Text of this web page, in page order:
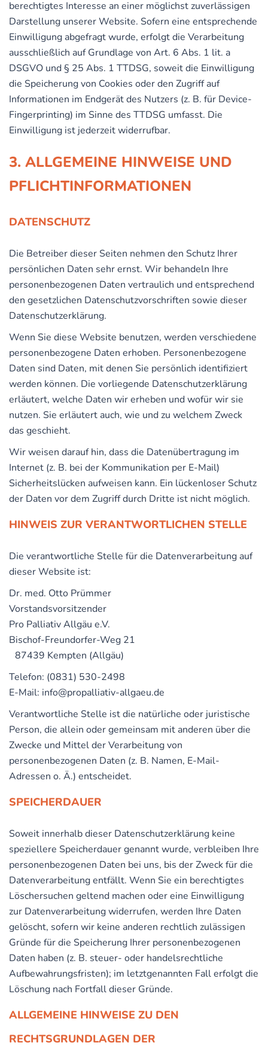
berechtigtes Interesse an einer möglichst zuverlässigen
Darstellung unserer Website. Sofern eine entsprechende
Einwilligung abgefragt wurde, erfolgt die Verarbeitung
ausschließlich auf Grundlage von Art. 6 Abs. 1 lit. a
DSGVO und § 25 Abs. 1 TTDSG, soweit die Einwilligung
die Speicherung von Cookies oder den Zugriff auf
Informationen im Endgerät des Nutzers (z. B. für Device-
Fingerprinting) im Sinne des TTDSG umfasst. Die
Einwilligung ist jederzeit widerrufbar.
3. ALLGEMEINE HINWEISE UND
PFLICHT­INFORMATIONEN
DATENSCHUTZ
Die Betreiber dieser Seiten nehmen den Schutz Ihrer
persönlichen Daten sehr ernst. Wir behandeln Ihre
personenbezogenen Daten vertraulich und entsprechend
den gesetzlichen Datenschutzvorschriften sowie dieser
Datenschutzerklärung.
Wenn Sie diese Website benutzen, werden verschiedene
personenbezogene Daten erhoben. Personenbezogene
Daten sind Daten, mit denen Sie persönlich identifiziert
werden können. Die vorliegende Datenschutzerklärung
erläutert, welche Daten wir erheben und wofür wir sie
nutzen. Sie erläutert auch, wie und zu welchem Zweck
das geschieht.
Wir weisen darauf hin, dass die Datenübertragung im
Internet (z. B. bei der Kommunikation per E-Mail)
Sicherheitslücken aufweisen kann. Ein lückenloser Schutz
der Daten vor dem Zugriff durch Dritte ist nicht möglich.
HINWEIS ZUR VERANTWORTLICHEN STELLE
Die verantwortliche Stelle für die Datenverarbeitung auf
dieser Website ist:
Dr. med. Otto Prümmer
Vorstandsvorsitzender
Pro Palliativ Allgäu e.V.
Bischof-Freundorfer-Weg 21
87439 Kempten (Allgäu)
Telefon: (0831) 530-2498
E-Mail: info@propalliativ-allgaeu.de
Verantwortliche Stelle ist die natürliche oder juristische
Person, die allein oder gemeinsam mit anderen über die
Zwecke und Mittel der Verarbeitung von
personenbezogenen Daten (z. B. Namen, E-Mail-
Adressen o. Ä.) entscheidet.
SPEICHERDAUER
Soweit innerhalb dieser Datenschutzerklärung keine
speziellere Speicherdauer genannt wurde, verbleiben Ihre
personenbezogenen Daten bei uns, bis der Zweck für die
Datenverarbeitung entfällt. Wenn Sie ein berechtigtes
Löschersuchen geltend machen oder eine Einwilligung
zur Datenverarbeitung widerrufen, werden Ihre Daten
gelöscht, sofern wir keine anderen rechtlich zulässigen
Gründe für die Speicherung Ihrer personenbezogenen
Daten haben (z. B. steuer- oder handelsrechtliche
Aufbewahrungsfristen); im letztgenannten Fall erfolgt die
Löschung nach Fortfall dieser Gründe.
ALLGEMEINE HINWEISE ZU DEN
RECHTSGRUNDLAGEN DER